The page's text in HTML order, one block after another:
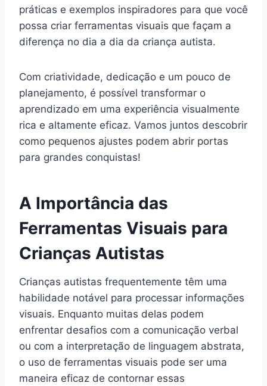
práticas e exemplos inspiradores para que você
possa criar ferramentas visuais que façam a
diferença no dia a dia da criança autista.
Com criatividade, dedicação e um pouco de
planejamento, é possível transformar o
aprendizado em uma experiência visualmente
rica e altamente eficaz. Vamos juntos descobrir
como pequenos ajustes podem abrir portas
para grandes conquistas!
A Importância das
Ferramentas Visuais para
Crianças Autistas
Crianças autistas frequentemente têm uma
habilidade notável para processar informações
visuais. Enquanto muitas delas podem
enfrentar desafios com a comunicação verbal
ou com a interpretação de linguagem abstrata,
o uso de ferramentas visuais pode ser uma
maneira eficaz de contornar essas